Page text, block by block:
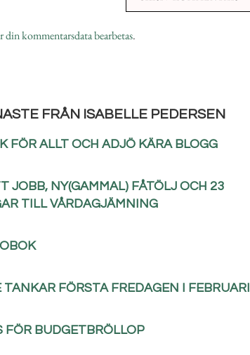
din kommentarsdata bearbetas.
FRÅN ISABELLE PEDERSEN
FÖR ALLT OCH ADJÖ KÄRA BLOGG
JOBB, NY(GAMMAL) FÅTÖLJ OCH 23
TILL VÅRDAGJÄMNING
TANKAR FÖRSTA FREDAGEN I FEBRUARI
FÖR BUDGETBRÖLLOP